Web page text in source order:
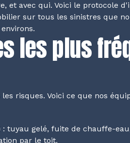
et avec qui. Voici le protocole
sur tous les sinistres que
les plus
risques. Voici ce que nos
: tuyau gelé, fuite de chauffe-
par le toit.